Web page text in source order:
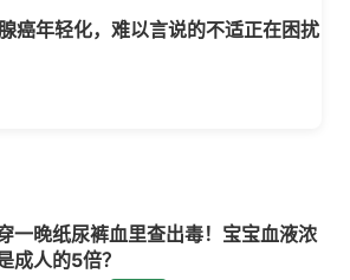
癌年轻化，难以言说的不适正在困扰
一晚纸尿裤血里查出毒！宝宝血液浓
成人的5倍？